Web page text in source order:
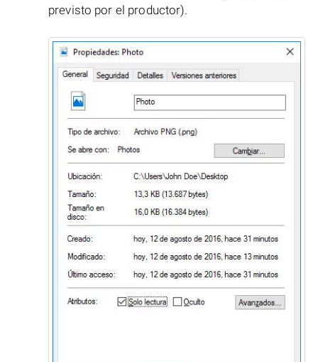
previsto por el productor).